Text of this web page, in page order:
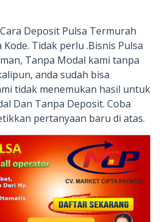
Deposit Pulsa Termurah
Tidak perlu .Bisnis Pulsa
Tanpa Modal kami tanpa
anda sudah bisa
tidak menemukan hasil untuk
Dan Tanpa Deposit. Coba
pertanyaan baru di atas.